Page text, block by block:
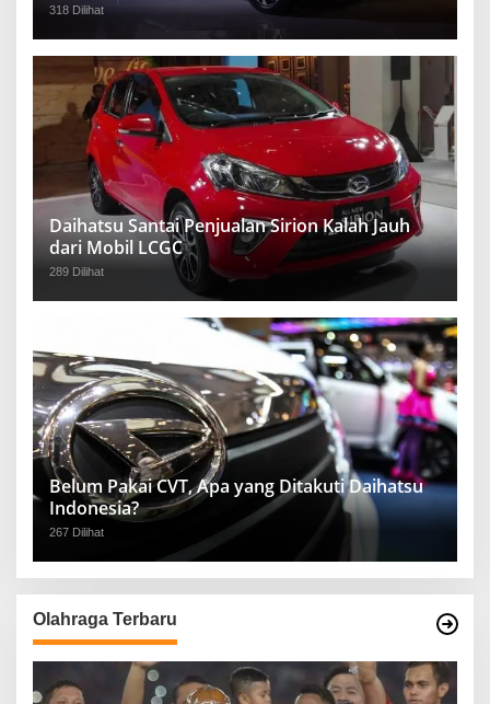
318 Dilihat
Daihatsu Santai Penjualan Sirion Kalah Jauh
dari Mobil LCGC
289 Dilihat
Belum Pakai CVT, Apa yang Ditakuti Daihatsu
Indonesia?
267 Dilihat
Olahraga Terbaru